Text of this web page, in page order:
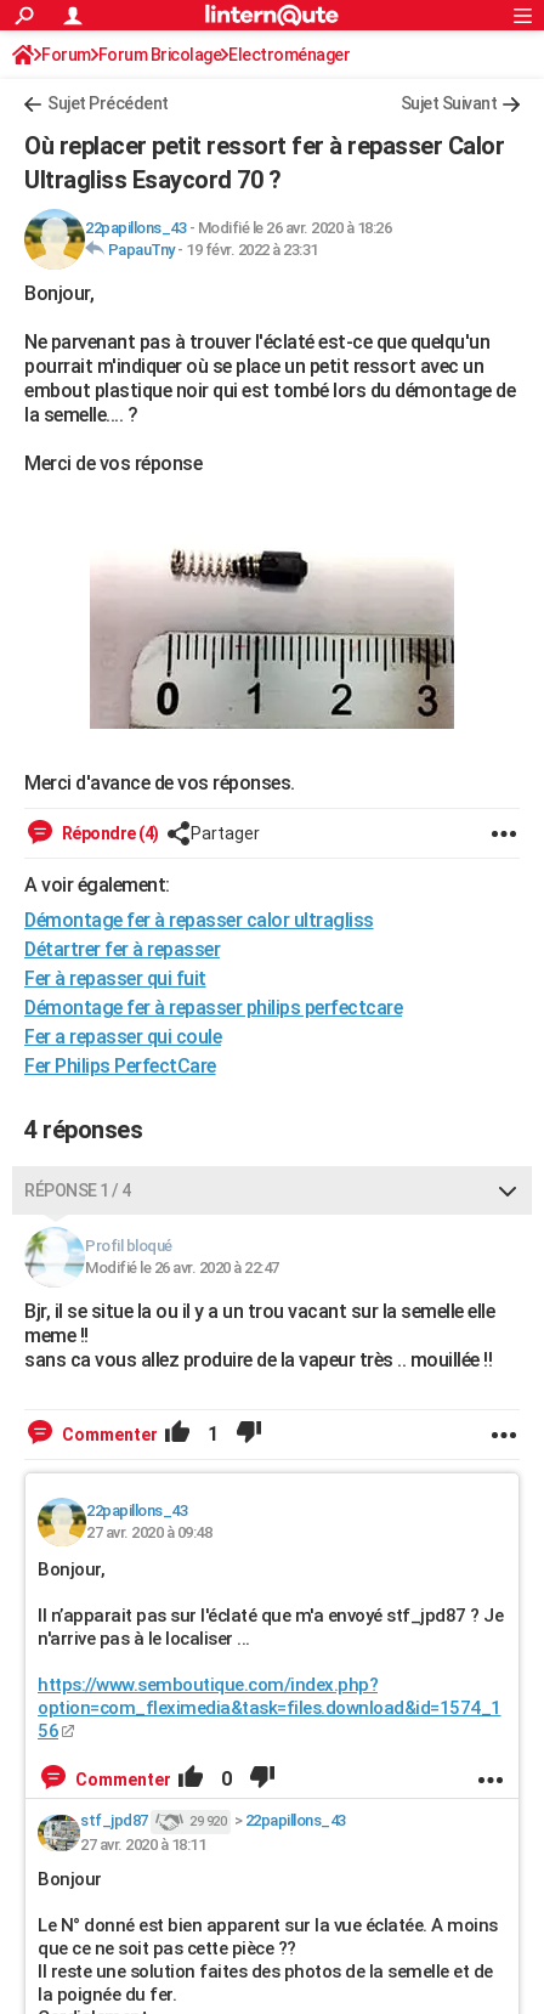
ACTUALITÉS
Politique
Société
Faits Divers
Education
Monde
Villes
+
Programme TV
TNTStreaming
Cinéma
Sorties cinéma
Musique
+FINANCE
Retraite
Impôts
Epargne
Immobilier
Risques naturels par ville
Banque
Assurance
Crédit
AUTO
Essais
Réserver un essai
Citadines
Berlines
SUV
Forum auto
HIGH-TECH
Forum
Aménagement intérieur
Extérieur
Cuisine
Salle de bains
Jardinage
Rangement
WEEK-END
Guides de France
Escapades
Patrimoine
Expositions
Musées
Week-end nature
+LIFESTYLE
Art de vivre
Bien-être
Loisirs
Mode
Modes de vie
SANTE
CARTE DE VOEUX
PROGRAMME TV
S'inscrire
Se connecter
Lycées
Collèges
Primaires
Universités
Entreprises
Service militaire
Avis de recherche
AVIS DE DÉCÈS
FORUM
Bricolage
Lifestyle
Culture
Sport
Auto
Television
Voyage
Cinema
S'inscrire
Connexion
Forum Forum Bricolage Electroménager
Sujet Précédent Sujet Suivant
Où replacer petit ressort fer à repasser Calor
Ultragliss Esaycord 70 ?
22papillons_43- Modifié le 26 avr. 2020 à 18:26
PapauTny- 19 févr. 2022 à 23:31
Bonjour,
Ne parvenant pas à trouver l'éclaté est-ce que quelqu'un
pourrait m'indiquer où se place un petit ressort avec un
embout plastique noir qui est tombé lors du démontage de
la semelle.... ?
Merci de vos réponse
Merci d'avance de vos réponses.
Répondre (4) Partager
A voir également:
Démontage fer à repasser calor ultragliss
Détartrer fer à repasser
Fer à repasser qui fuit
Démontage fer à repasser philips perfectcare
Fer a repasser qui coule
Fer Philips PerfectCare
4 réponses
RÉPONSE 1 / 4
Profil bloqué
Modifié le 26 avr. 2020 à 22:47
Bjr, il se situe la ou il y a un trou vacant sur la semelle elle
meme !!
sans ca vous allez produire de la vapeur très .. mouillée !!
Commenter 1
22papillons_43
27 avr. 2020 à 09:48
Bonjour,
Il n’apparait pas sur l'éclaté que m'a envoyé stf_jpd87 ? Je
n'arrive pas à le localiser ...
https://www.semboutique.com/index.php?
option=com_fleximedia&task=files.download&id=1574_1
56
Commenter 0
stf_jpd87 29 920 > 22papillons_43
27 avr. 2020 à 18:11
Bonjour
Le N° donné est bien apparent sur la vue éclatée. A moins
que ce ne soit pas cette pièce ??
Il reste une solution faites des photos de la semelle et de
la poignée du fer.